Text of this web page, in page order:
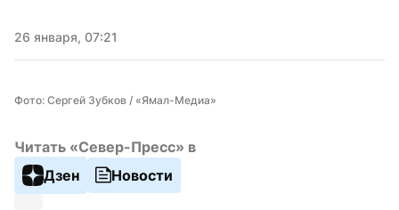
26 января, 07:21
Фото: Сергей Зубков / «Ямал-Медиа»
Читать «Север-Пресс» в
Дзен
Новости